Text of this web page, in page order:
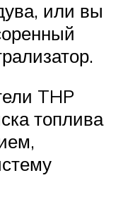
или вы
THP
топлива